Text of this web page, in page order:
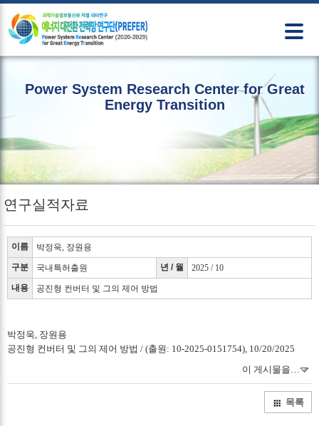
본문 바로가기
Power System Research Center for Great
Energy Transition
연구실적자료
이름
박정욱, 장원용
구분
국내특허출원 년 / 월
2025 / 10
내용
공진형 컨버터 및 그의 제어 방법
박정욱, 장원용
공진형 컨버터 및 그의 제어 방법 / (출원: 10-2025-0151754), 10/20/2025
이 게시물을…
목록